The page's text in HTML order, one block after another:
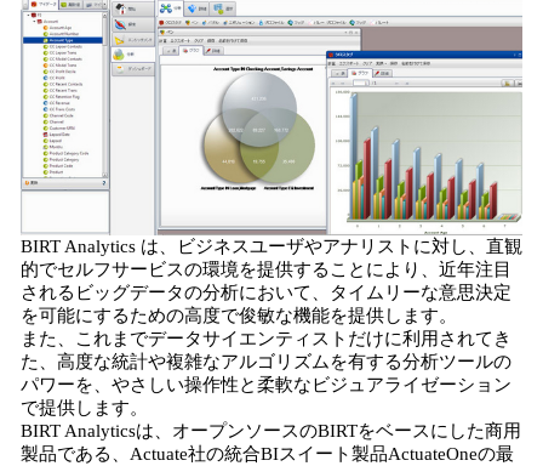
で
す
BIRT Analytics は、ビジネスユーザやアナリストに対し、直観
的でセルフサービスの環境を提供することにより、近年注目
されるビッグデータの分析において、タイムリーな意思決定
を可能にするための高度で俊敏な機能を提供します。
また、これまでデータサイエンティストだけに利用されてき
た、高度な統計や複雑なアルゴリズムを有する分析ツールの
パワーを、やさしい操作性と柔軟なビジュアライゼーション
で提供します。
BIRT Analyticsは、オープンソースのBIRTをベースにした商用
製品である、Actuate社の統合BIスイート製品ActuateOneの最